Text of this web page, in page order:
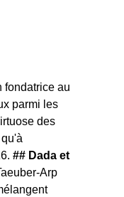
fondatrice au
parmi les
des
## Dada et
Arp